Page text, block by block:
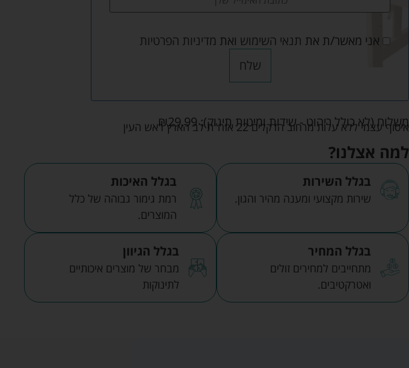
אני מאשר/ת את תנאי השימוש ואת מדיניות הפרטיות
שלח
משלוח (לא כולל ריהוט - שידות ומיטות תינוק): ₪29.99 איסוף עצמי ללא עלות מרחוב הדקלים 22 אזה"ת לב הארץ ראש העין
למה אצלנו?
בגלל השירות
שירות מקצועי ומענה מהיר והגון.
בגלל האיכות
רמת גימור גבוהה של כלל
המוצרים.
בגלל המחיר
מתחייבים למחירים זולים
ואטרקטיבים.
בגלל הגיוון
מבחר של מוצרים איכותיים
לתינוקות